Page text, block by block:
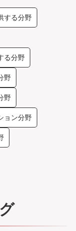
する分野
る分野
野
野
ョン分野